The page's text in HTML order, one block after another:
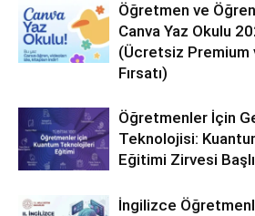
Öğretmen ve
Canva Yaz Okulu
(Ücretsiz Premium
Fırsatı)
Öğretmenler İçin
Teknolojisi:
Eğitimi Zirvesi
İngilizce